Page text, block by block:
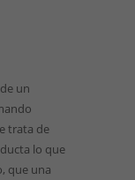
un
trata de
lo que
que una